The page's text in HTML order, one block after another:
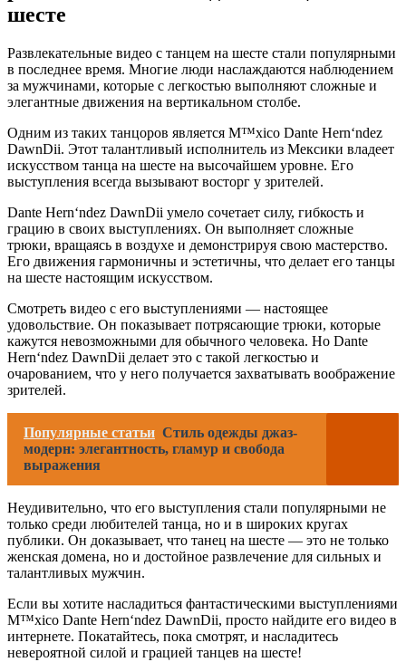
шесте
Развлекательные видео с танцем на шесте стали популярными
в последнее время. Многие люди наслаждаются наблюдением
за мужчинами, которые с легкостью выполняют сложные и
элегантные движения на вертикальном столбе.
Одним из таких танцоров является M™xico Dante Hern‘ndez
DawnDii. Этот талантливый исполнитель из Мексики владеет
искусством танца на шесте на высочайшем уровне. Его
выступления всегда вызывают восторг у зрителей.
Dante Hern‘ndez DawnDii умело сочетает силу, гибкость и
грацию в своих выступлениях. Он выполняет сложные
трюки, вращаясь в воздухе и демонстрируя свою мастерство.
Его движения гармоничны и эстетичны, что делает его танцы
на шесте настоящим искусством.
Смотреть видео с его выступлениями — настоящее
удовольствие. Он показывает потрясающие трюки, которые
кажутся невозможными для обычного человека. Но Dante
Hern‘ndez DawnDii делает это с такой легкостью и
очарованием, что у него получается захватывать воображение
зрителей.
Популярные статьи Стиль одежды джаз-
модерн: элегантность, гламур и свобода
выражения
Неудивительно, что его выступления стали популярными не
только среди любителей танца, но и в широких кругах
публики. Он доказывает, что танец на шесте — это не только
женская домена, но и достойное развлечение для сильных и
талантливых мужчин.
Если вы хотите насладиться фантастическими выступлениями
M™xico Dante Hern‘ndez DawnDii, просто найдите его видео в
интернете. Покатайтесь, пока смотрят, и насладитесь
невероятной силой и грацией танцев на шесте!